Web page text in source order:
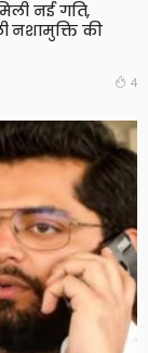
नई गति,
नशामुक्ति की
4